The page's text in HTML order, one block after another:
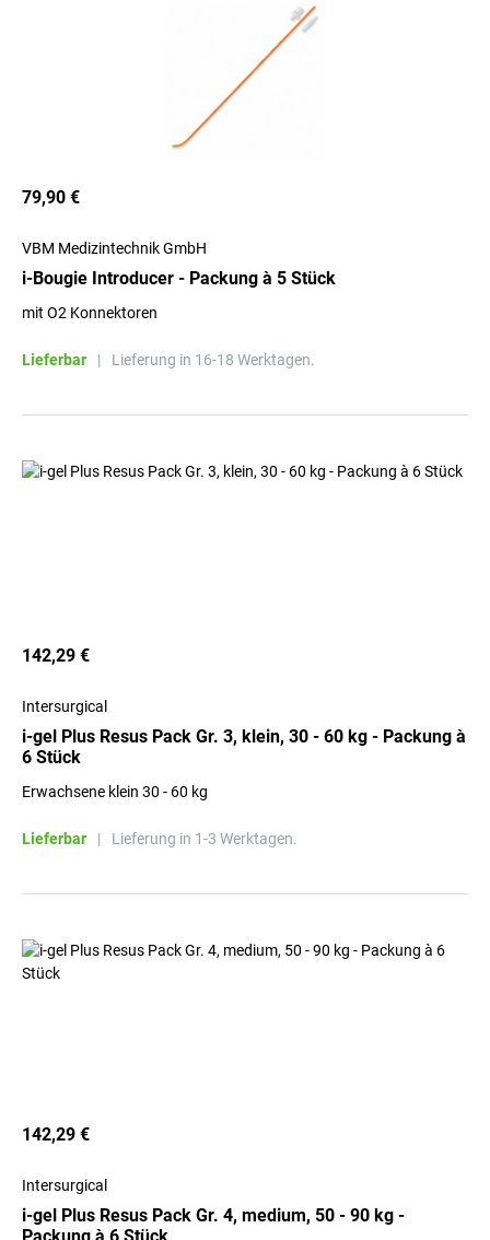
79,90 €
VBM Medizintechnik GmbH
i-Bougie Introducer - Packung à 5 Stück
mit O2 Konnektoren
Lieferbar | Lieferung in 16-18 Werktagen.
142,29 €
Intersurgical
i-gel Plus Resus Pack Gr. 3, klein, 30 - 60 kg - Packung à
6 Stück
Erwachsene klein 30 - 60 kg
Lieferbar | Lieferung in 1-3 Werktagen.
142,29 €
Intersurgical
i-gel Plus Resus Pack Gr. 4, medium, 50 - 90 kg -